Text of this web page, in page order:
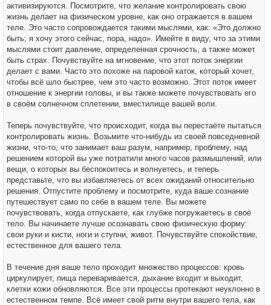
активизируются. Посмотрите, что желание контролировать свою
жизнь делает на физическом уровне, как оно отражается в вашем
теле. Это часто сопровождается такими мыслями, как: «Это должно
быть; я хочу этого сейчас, пора, надо». Имейте в виду, что за этими
мыслями стоит давление, определенная срочность, а также может
быть страх. Почувствуйте на мгновение, что этот поток энергии
делает с вами. Часто это похоже на паровой каток, который хочет,
чтобы всё шло быстрее, чем это часто возможно. Этот поток имеет
отношение к энергии головы, и вы также можете почувствовать его
в своём солнечном сплетении, вместилище вашей воли.
Теперь почувствуйте, что происходит, когда вы перестаёте пытаться
контролировать жизнь. Возьмите что-нибудь из своей повседневной
жизни, что-то, что занимает ваш разум, например, проблему, над
решением которой вы уже потратили много часов размышлений, или
вещи, о которых вы беспокоитесь и волнуетесь, и теперь
представьте, что вы избавляетесь от всех ожиданий относительно
решения. Отпустите проблему и посмотрите, куда ваше сознание
путешествует само по себе в вашем теле. Вы можете
почувствовать, когда отпускаете, как глубже погружаетесь в своё
тело. Вы начинаете лучше осознавать свою физическую форму:
свои руки и кисти, ноги и ступни, живот. Почувствуйте спокойствие,
естественное для вашего тела.
В течение дня ваше тело проходит множество процессов: кровь
циркулирует, пища переваривается, дыхание входит и выходит,
клетки кожи обновляются. Все эти процессы протекают неуклонно в
естественном темпе. Всё имеет свой ритм внутри вашего тела, как